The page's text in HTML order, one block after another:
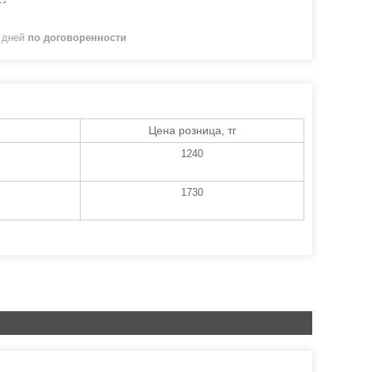
дней по договоренности
Цена розница, тг
1240
1730